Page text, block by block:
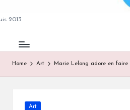
2013
Home Art Marie Lelong adore en faire
Posted
Art